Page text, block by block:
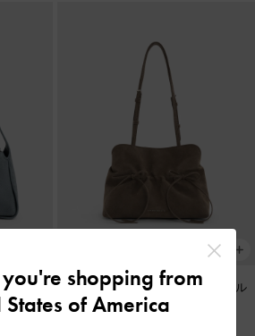
バッグ
Reese リース ルーシュド ボウ ショル
ダーバッグ-ストーングレー
shopping from
States of America